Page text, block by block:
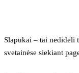
Slapukai – tai nedideli
svetainėse siekiant